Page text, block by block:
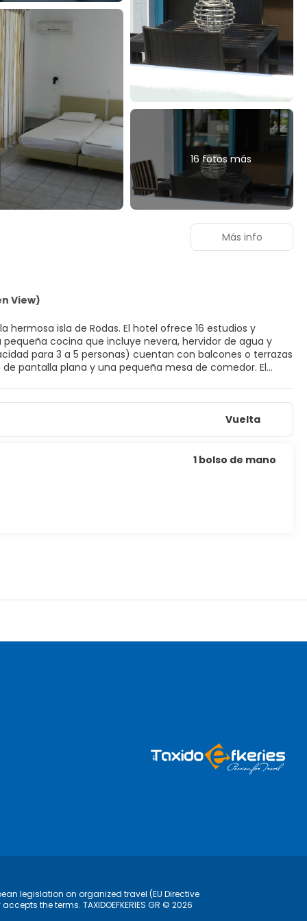
16 fotos más
View)
isla de Rodas. El hotel ofrece 16 estudios y
cocina que incluye nevera, hervidor de agua y
para 3 a 5 personas) cuentan con balcones o terrazas
pantalla plana y una pequeña mesa de comedor. El
gratuito. El pueblo, con sus restaurantes y otros
kilómetros del establecimiento.
Más info
Vuelta
1 bolso de mano
legislation on organized travel (EU Directive
the terms. TAXIDOEFKERIES GR © 2026